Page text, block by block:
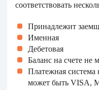
соответствовать
Принадлежит
Именная
Дебетовая
Баланс на счете не
Платежная система
может быть VISA,